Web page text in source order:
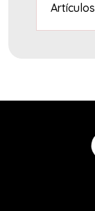
Artículos